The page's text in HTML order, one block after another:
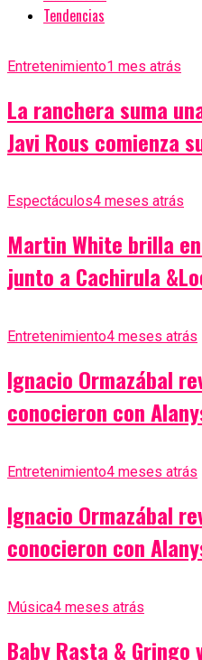
Tendencias
Entretenimiento1 mes atrás
La ranchera suma
Javi Rous comienza
Espectáculos4 meses atrás
Martin White brilla
junto a Cachirula
Entretenimiento4 meses atrás
Ignacio Ormazábal
conocieron con
Entretenimiento4 meses atrás
Ignacio Ormazábal
conocieron con
Música4 meses atrás
Baby Rasta & Gringo